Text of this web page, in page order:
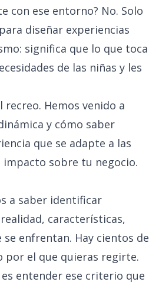
con ese entorno? No. Solo
diseñar experiencias
significa que lo que toca
de las niñas y les
Hemos venido a
y cómo saber
que se adapte a las
impacto sobre tu negocio.
a saber identificar
características,
enfrentan. Hay cientos de
por el que quieras regirte.
entender ese criterio que